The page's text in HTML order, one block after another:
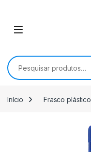
Pesquisar por:
Início Frasco plástico